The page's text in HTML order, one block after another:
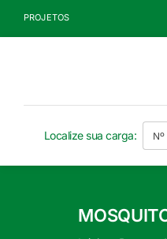
PROJETOS
Localize sua carga: